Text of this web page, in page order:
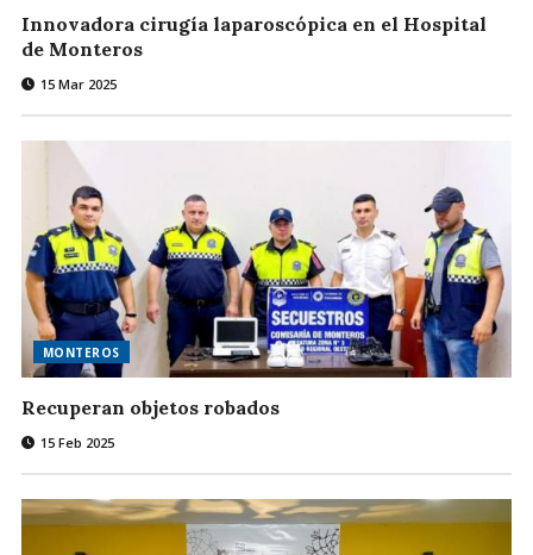
Innovadora cirugía laparoscópica en el Hospital
de Monteros
15 Mar 2025
MONTEROS
Recuperan objetos robados
15 Feb 2025